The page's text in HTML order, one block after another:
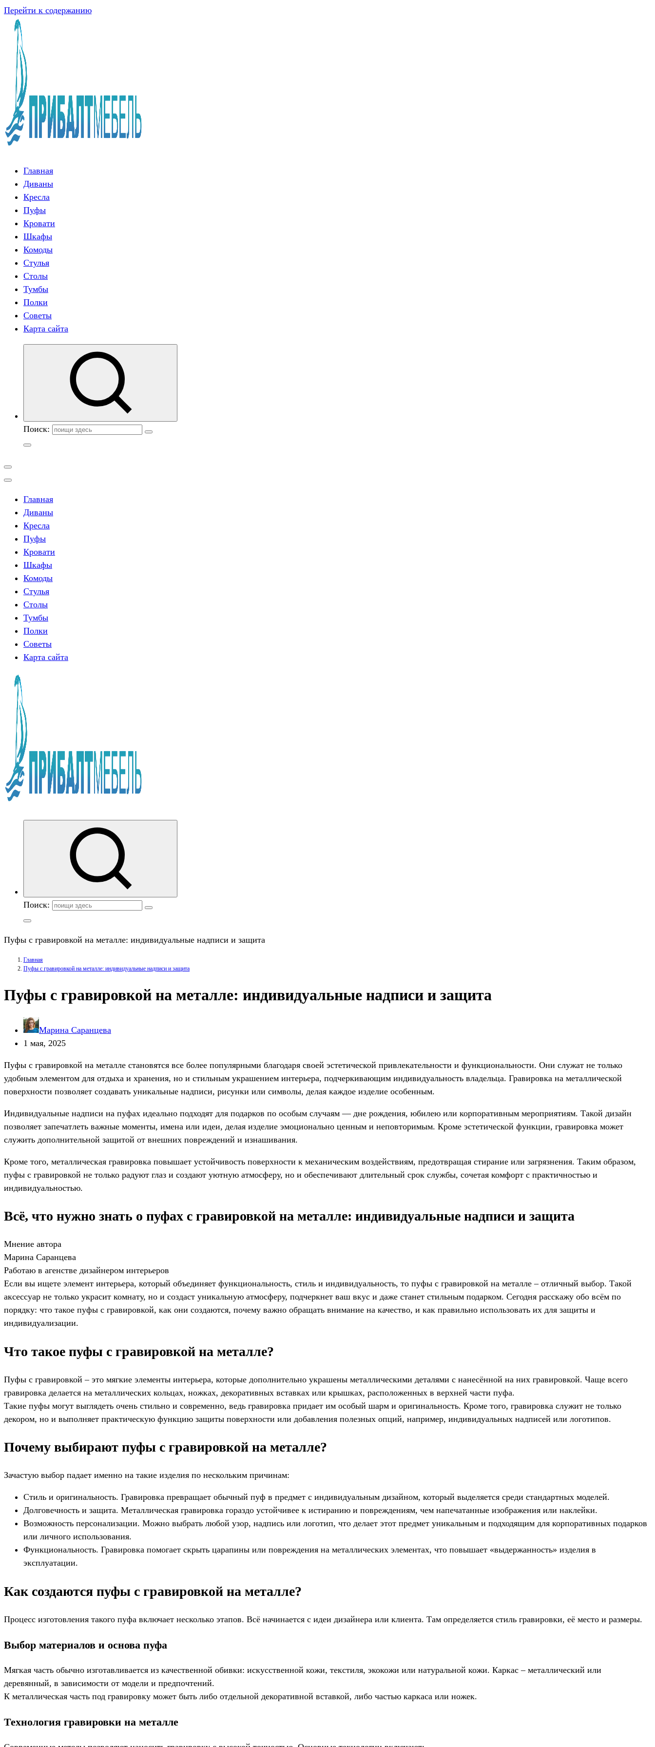
Перейти к содержанию
Главная
Диваны
Кресла
Пуфы
Кровати
Шкафы
Комоды
Стулья
Столы
Тумбы
Полки
Советы
Карта сайта
Поиск:
Главная
Диваны
Кресла
Пуфы
Кровати
Шкафы
Комоды
Стулья
Столы
Тумбы
Полки
Советы
Карта сайта
Поиск:
Пуфы с гравировкой на металле: индивидуальные надписи и защита
Главная
Пуфы с гравировкой на металле: индивидуальные надписи и защита
Пуфы с гравировкой на металле: индивидуальные надписи и защита
Марина Саранцева
1 мая, 2025
Пуфы с гравировкой на металле становятся все более популярными благодаря своей эстетической привлекательности и функциональности. Они служат не только
удобным элементом для отдыха и хранения, но и стильным украшением интерьера, подчеркивающим индивидуальность владельца. Гравировка на металлической
поверхности позволяет создавать уникальные надписи, рисунки или символы, делая каждое изделие особенным.
Индивидуальные надписи на пуфах идеально подходят для подарков по особым случаям — дне рождения, юбилею или корпоративным мероприятиям. Такой дизайн
позволяет запечатлеть важные моменты, имена или идеи, делая изделие эмоционально ценным и неповторимым. Кроме эстетической функции, гравировка может
служить дополнительной защитой от внешних повреждений и изнашивания.
Кроме того, металлическая гравировка повышает устойчивость поверхности к механическим воздействиям, предотвращая стирание или загрязнения. Таким образом,
пуфы с гравировкой не только радуют глаз и создают уютную атмосферу, но и обеспечивают длительный срок службы, сочетая комфорт с практичностью и
индивидуальностью.
Всё, что нужно знать о пуфах с гравировкой на металле: индивидуальные надписи и защита
Мнение автора
Марина Саранцева
Работаю в агенстве дизайнером интерьеров
Если вы ищете элемент интерьера, который объединяет функциональность, стиль и индивидуальность, то пуфы с гравировкой на металле – отличный выбор. Такой
аксессуар не только украсит комнату, но и создаст уникальную атмосферу, подчеркнет ваш вкус и даже станет стильным подарком. Сегодня расскажу обо всём по
порядку: что такое пуфы с гравировкой, как они создаются, почему важно обращать внимание на качество, и как правильно использовать их для защиты и
индивидуализации.
Что такое пуфы с гравировкой на металле?
Пуфы с гравировкой – это мягкие элементы интерьера, которые дополнительно украшены металлическими деталями с нанесённой на них гравировкой. Чаще всего
гравировка делается на металлических кольцах, ножках, декоративных вставках или крышках, расположенных в верхней части пуфа.
Такие пуфы могут выглядеть очень стильно и современно, ведь гравировка придает им особый шарм и оригинальность. Кроме того, гравировка служит не только
декором, но и выполняет практическую функцию защиты поверхности или добавления полезных опций, например, индивидуальных надписей или логотипов.
Почему выбирают пуфы с гравировкой на металле?
Зачастую выбор падает именно на такие изделия по нескольким причинам:
Стиль и оригинальность. Гравировка превращает обычный пуф в предмет с индивидуальным дизайном, который выделяется среди стандартных моделей.
Долговечность и защита. Металлическая гравировка гораздо устойчивее к истиранию и повреждениям, чем напечатанные изображения или наклейки.
Возможность персонализации. Можно выбрать любой узор, надпись или логотип, что делает этот предмет уникальным и подходящим для корпоративных подарков
или личного использования.
Функциональность. Гравировка помогает скрыть царапины или повреждения на металлических элементах, что повышает «выдержанность» изделия в
эксплуатации.
Как создаются пуфы с гравировкой на металле?
Процесс изготовления такого пуфа включает несколько этапов. Всё начинается с идеи дизайнера или клиента. Там определяется стиль гравировки, её место и размеры.
Выбор материалов и основа пуфа
Мягкая часть обычно изготавливается из качественной обивки: искусственной кожи, текстиля, экокожи или натуральной кожи. Каркас – металлический или
деревянный, в зависимости от модели и предпочтений.
К металлическая часть под гравировку может быть либо отдельной декоративной вставкой, либо частью каркаса или ножек.
Технология гравировки на металле